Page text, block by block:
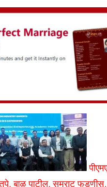
तुपे, बाळ पाटील, सम्राट